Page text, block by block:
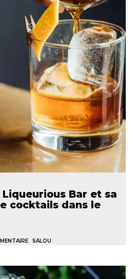
Bar et sa
cocktails dans le
SALOU